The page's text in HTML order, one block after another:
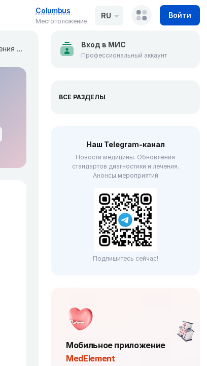
Columbus
Местоположение
RU Войти
Лучший способ удаления родинок, бородавок и папиллом Вход в МИС
Профессиональный аккаунт
ВСЕ РАЗДЕЛЫ
Наш Telegram-канал
Новости медицины. Обновления
стандартов диагностики и лечения.
Анонсы мероприятий
Подпишитесь сейчас!
Мобильное приложение
MedElement